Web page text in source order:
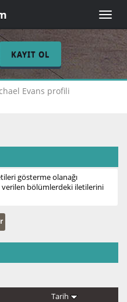
Toggle
KAYIT OL
Evans profili
gösterme olanağı
verilen bölümlerdeki iletilerini
Tarih